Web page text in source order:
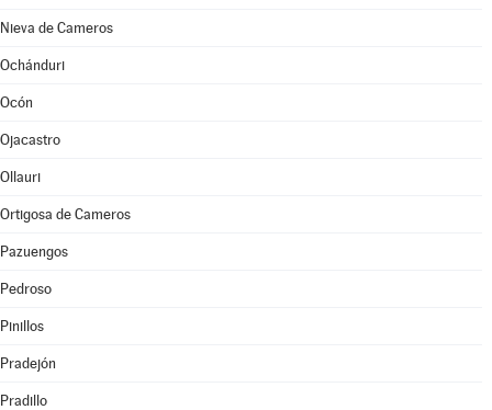
Nieva de Cameros
Ochánduri
Ocón
Ojacastro
Ollauri
Ortigosa de Cameros
Pazuengos
Pedroso
Pinillos
Pradejón
Pradillo